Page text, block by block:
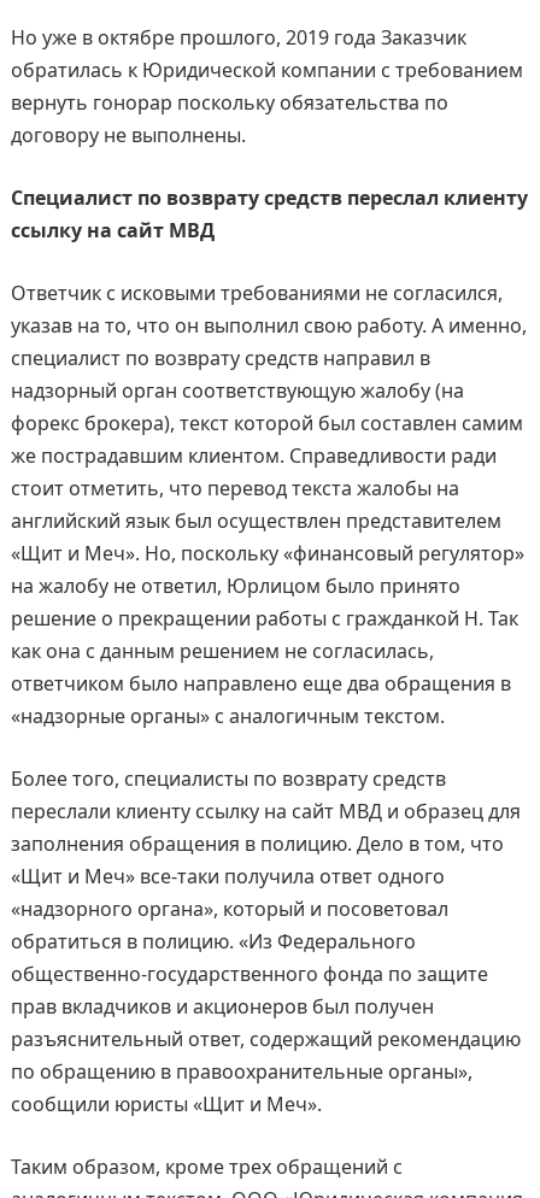
Но уже в октябре прошлого, 2019 года Заказчик
обратилась к Юридической компании с требованием
вернуть гонорар поскольку обязательства по
договору не выполнены.
Специалист по возврату средств переслал клиенту
ссылку на сайт МВД
Ответчик с исковыми требованиями не согласился,
указав на то, что он выполнил свою работу. А именно,
специалист по возврату средств направил в
надзорный орган соответствующую жалобу (на
форекс брокера), текст которой был составлен самим
же пострадавшим клиентом. Справедливости ради
стоит отметить, что перевод текста жалобы на
английский язык был осуществлен представителем
«Щит и Меч». Но, поскольку «финансовый регулятор»
на жалобу не ответил, Юрлицом было принято
решение о прекращении работы с гражданкой Н. Так
как она с данным решением не согласилась,
ответчиком было направлено еще два обращения в
«надзорные органы» с аналогичным текстом.
Более того, специалисты по возврату средств
переслали клиенту ссылку на сайт МВД и образец для
заполнения обращения в полицию. Дело в том, что
«Щит и Меч» все-таки получила ответ одного
«надзорного органа», который и посоветовал
обратиться в полицию. «Из Федерального
общественно-государственного фонда по защите
прав вкладчиков и акционеров был получен
разъяснительный ответ, содержащий рекомендацию
по обращению в правоохранительные органы»,
сообщили юристы «Щит и Меч».
Таким образом, кроме трех обращений с